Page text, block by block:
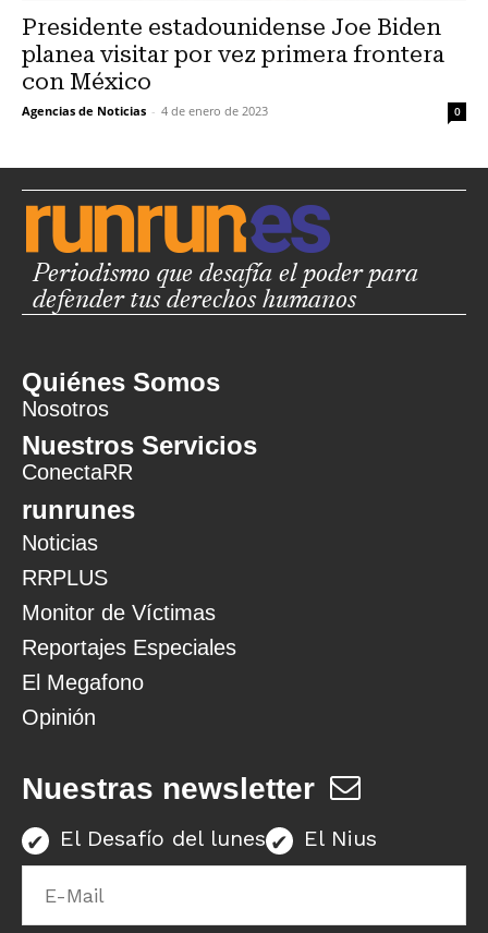
Presidente estadounidense Joe Biden
planea visitar por vez primera frontera
con México
Agencias de Noticias - 4 de enero de 2023 0
Periodismo que desafía el poder para
defender tus derechos humanos
Quiénes Somos
Nosotros
Nuestros Servicios
ConectaRR
runrunes
Noticias
RRPLUS
Monitor de Víctimas
Reportajes Especiales
El Megafono
Opinión
Nuestras newsletter
El Desafío del lunes El Nius